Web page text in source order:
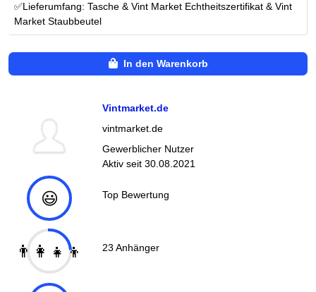
✅Lieferumfang: Tasche & Vint Market Echtheitszertifikat & Vint
Market Staubbeutel
In den Warenkorb
Vintmarket.de
vintmarket.de
Gewerblicher Nutzer
Aktiv seit 30.08.2021
😃 Top Bewertung
👨‍👩‍👧‍👦 23 Anhänger